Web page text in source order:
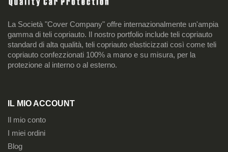
La Società "Cover Company" offre internazionalmente un'ampia
gamma di teli copriauto. Il nostro portfolio include teli copriauto
standard di alta qualità, teli copriauto elasticizzati così come teli
copriauto confezzionati 100% a mano e su misura, per la
protezione al interno o al esterno.
IL MIO ACCOUNT
Il mio conto
I miei ordini
Blog